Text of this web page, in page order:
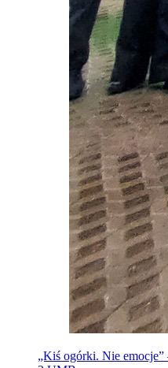
„Kiś ogórki. Nie